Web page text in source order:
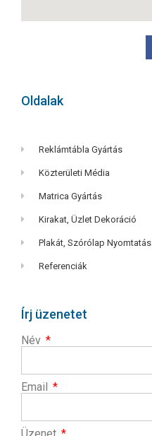
Oldalak
Reklámtábla Gyártás
Közterületi Média
Matrica Gyártás
Kirakat, Üzlet Dekoráció
Plakát, Szórólap Nyomtatás
Referenciák
Írj üzenetet
Név
Email
Üzenet